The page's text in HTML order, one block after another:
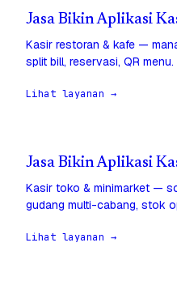
Jasa Bikin Aplikasi
Kasir restoran & kafe —
split bill, reservasi, QR menu.
Lihat layanan →
Jasa Bikin Aplikasi
Kasir toko & minimarket —
gudang multi-cabang, stok
Lihat layanan →